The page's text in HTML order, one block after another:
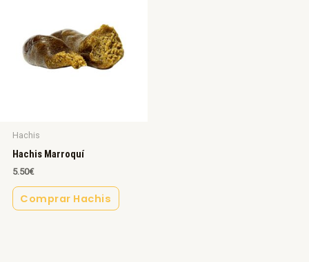
Hachis
Hachis Marroquí
5.50€
Comprar Hachis